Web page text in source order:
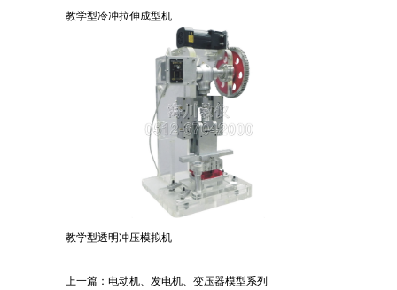
教学型冷冲拉伸成型机
教学型透明冲压模拟机
上一篇： 电动机、发电机、变压器模型系列